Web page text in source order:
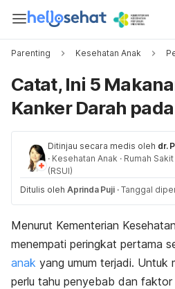
Parenting Kesehatan Anak
Catat, Ini 5
Kanker Darah
Ditinjau secara medis oleh dr.
· Kesehatan Anak · Rumah
(RSUI)
Ditulis oleh Aprinda Puji · Tanggal
Menurut Kementerian
menempati peringkat pertama
anak yang umum terjadi. Untuk
perlu tahu penyebab dan faktor